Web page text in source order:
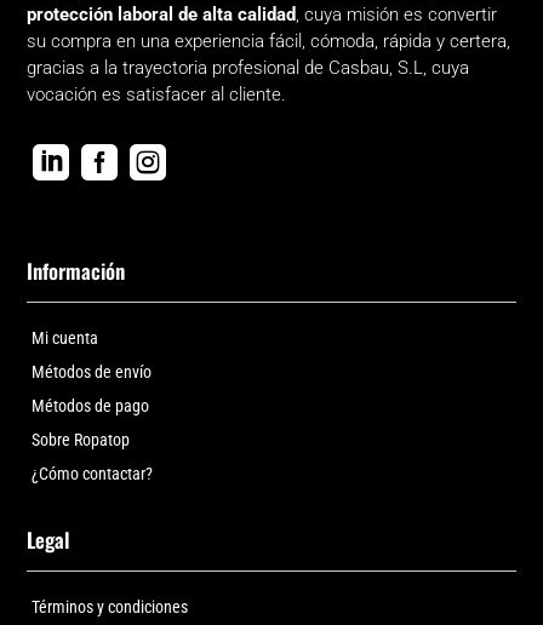
protección laboral de alta calidad, cuya misión es convertir
su compra en una experiencia fácil, cómoda, rápida y certera,
gracias a la trayectoria profesional de Casbau, S.L, cuya
vocación es satisfacer al cliente.
  
Información
Mi cuenta
Métodos de envío
Métodos de pago
Sobre Ropatop
¿Cómo contactar?
Legal
Términos y condiciones